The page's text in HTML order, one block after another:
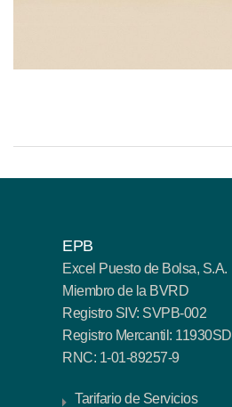
EPB
Excel Puesto de Bolsa, S.A.
Miembro de la BVRD
Registro SIV: SVPB-002
Registro Mercantil: 11930SD
RNC: 1-01-89257-9
Tarifario de Servicios